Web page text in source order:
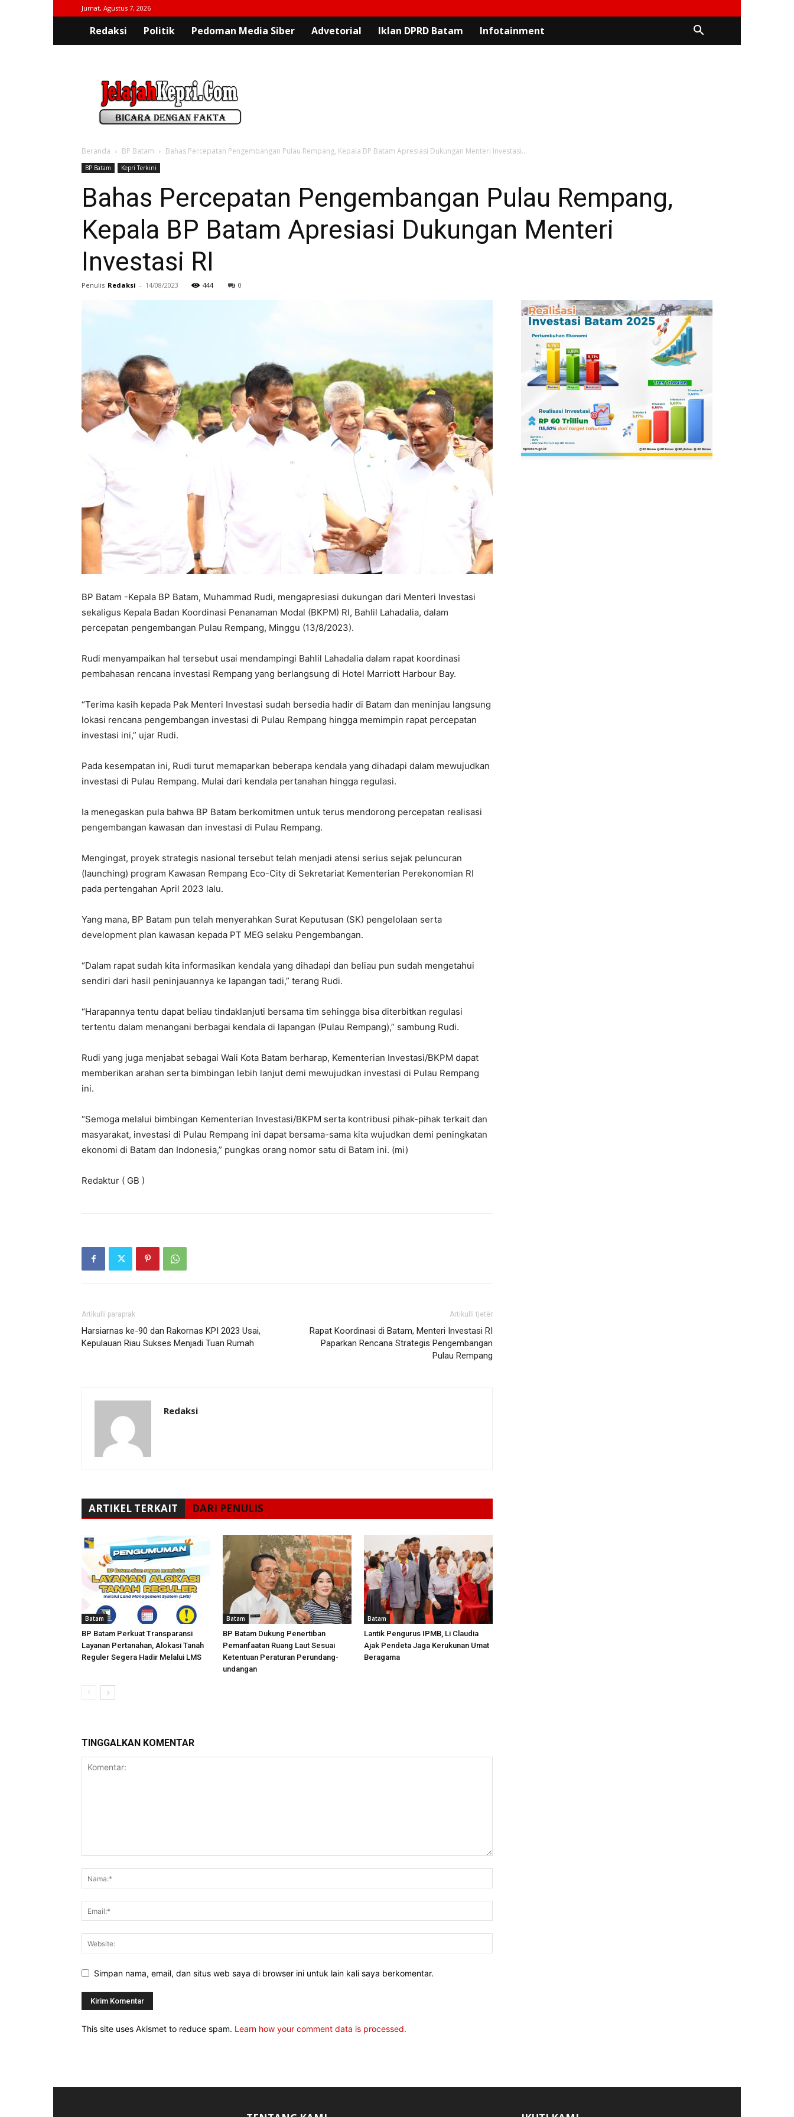
Jumat, Agustus 7, 2026
Redaksi Politik Pedoman Media Siber Advetorial Iklan DPRD Batam Infotainment
Beranda BP Batam Bahas Percepatan Pengembangan Pulau Rempang, Kepala BP Batam Apresiasi Dukungan Menteri Investasi...
BP Batam Kepri Terkini
Bahas Percepatan Pengembangan Pulau Rempang,
Kepala BP Batam Apresiasi Dukungan Menteri
Investasi RI
Penulis Redaksi - 14/08/2023 444 0
BP Batam -Kepala BP Batam, Muhammad Rudi, mengapresiasi dukungan dari Menteri Investasi
sekaligus Kepala Badan Koordinasi Penanaman Modal (BKPM) RI, Bahlil Lahadalia, dalam
percepatan pengembangan Pulau Rempang, Minggu (13/8/2023).
Rudi menyampaikan hal tersebut usai mendampingi Bahlil Lahadalia dalam rapat koordinasi
pembahasan rencana investasi Rempang yang berlangsung di Hotel Marriott Harbour Bay.
“Terima kasih kepada Pak Menteri Investasi sudah bersedia hadir di Batam dan meninjau langsung
lokasi rencana pengembangan investasi di Pulau Rempang hingga memimpin rapat percepatan
investasi ini,” ujar Rudi.
Pada kesempatan ini, Rudi turut memaparkan beberapa kendala yang dihadapi dalam mewujudkan
investasi di Pulau Rempang. Mulai dari kendala pertanahan hingga regulasi.
Ia menegaskan pula bahwa BP Batam berkomitmen untuk terus mendorong percepatan realisasi
pengembangan kawasan dan investasi di Pulau Rempang.
Mengingat, proyek strategis nasional tersebut telah menjadi atensi serius sejak peluncuran
(launching) program Kawasan Rempang Eco-City di Sekretariat Kementerian Perekonomian RI
pada pertengahan April 2023 lalu.
Yang mana, BP Batam pun telah menyerahkan Surat Keputusan (SK) pengelolaan serta
development plan kawasan kepada PT MEG selaku Pengembangan.
“Dalam rapat sudah kita informasikan kendala yang dihadapi dan beliau pun sudah mengetahui
sendiri dari hasil peninjauannya ke lapangan tadi,” terang Rudi.
“Harapannya tentu dapat beliau tindaklanjuti bersama tim sehingga bisa diterbitkan regulasi
tertentu dalam menangani berbagai kendala di lapangan (Pulau Rempang),” sambung Rudi.
Rudi yang juga menjabat sebagai Wali Kota Batam berharap, Kementerian Investasi/BKPM dapat
memberikan arahan serta bimbingan lebih lanjut demi mewujudkan investasi di Pulau Rempang
ini.
“Semoga melalui bimbingan Kementerian Investasi/BKPM serta kontribusi pihak-pihak terkait dan
masyarakat, investasi di Pulau Rempang ini dapat bersama-sama kita wujudkan demi peningkatan
ekonomi di Batam dan Indonesia,” pungkas orang nomor satu di Batam ini. (mi)
Redaktur ( GB )
Artikulli paraprak
Harsiarnas ke-90 dan Rakornas KPI 2023 Usai,
Kepulauan Riau Sukses Menjadi Tuan Rumah
Artikulli tjetër
Rapat Koordinasi di Batam, Menteri Investasi RI
Paparkan Rencana Strategis Pengembangan
Pulau Rempang
Redaksi
ARTIKEL TERKAIT DARI PENULIS
Batam
BP Batam Perkuat Transparansi
Layanan Pertanahan, Alokasi Tanah
Reguler Segera Hadir Melalui LMS
Batam
BP Batam Dukung Penertiban
Pemanfaatan Ruang Laut Sesuai
Ketentuan Peraturan Perundang-
undangan
Batam
Lantik Pengurus IPMB, Li Claudia
Ajak Pendeta Jaga Kerukunan Umat
Beragama
TINGGALKAN KOMENTAR
Simpan nama, email, dan situs web saya di browser ini untuk lain kali saya berkomentar.
This site uses Akismet to reduce spam. Learn how your comment data is processed.